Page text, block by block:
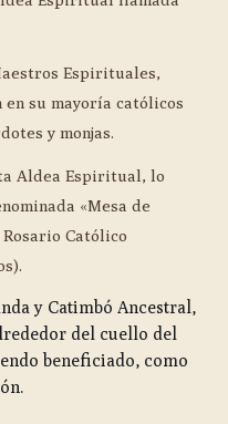
Espirituales,
en su mayoría católicos
y monjas.
Aldea Espiritual, lo
«Mesa de
Católico
y Catimbó Ancestral,
del cuello del
beneficiado, como